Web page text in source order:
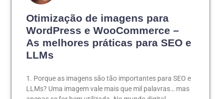
Otimização de imagens para
WordPress e WooCommerce –
As melhores práticas para SEO e
LLMs
1. Porque as imagens são tão importantes para SEO e
LLMs? Uma imagem vale mais que mil palavras… mas